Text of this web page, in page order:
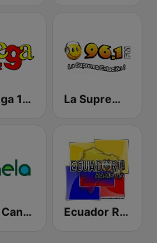
La Mega 103.3 FM La Suprema Estacion 96.1 FM
Radio Canela Azuay Ecuador Radio HD